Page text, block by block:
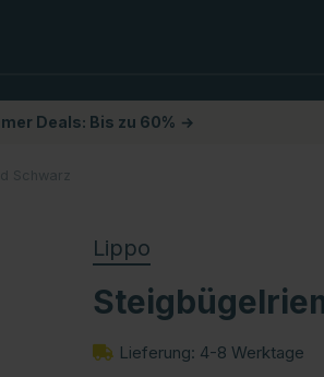
Deals: Bis zu 60% →
Lippo
Lieferung: 4-8 Werktage